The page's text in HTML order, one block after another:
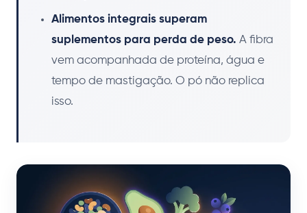
Alimentos integrais superam
suplementos para perda de peso. A fibra
vem acompanhada de proteína, água e
tempo de mastigação. O pó não replica
isso.